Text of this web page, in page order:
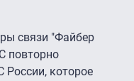
связи "Файбер
повторно
России, которое